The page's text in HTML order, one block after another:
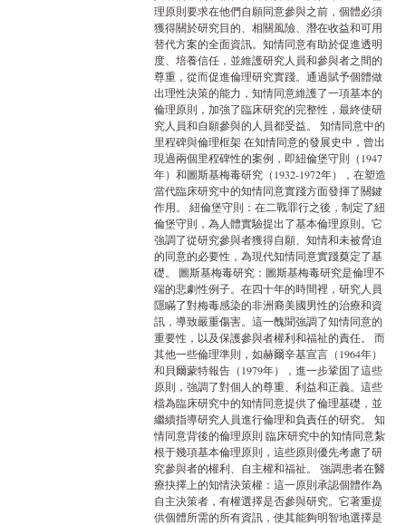
理原則要求在他們自願同意參與之前，個體必須
獲得關於研究目的、相關風險、潛在收益和可用
替代方案的全面資訊。知情同意有助於促進透明
度、培養信任，並維護研究人員和參與者之間的
尊重，從而促進倫理研究實踐。通過賦予個體做
出理性決策的能力，知情同意維護了一項基本的
倫理原則，加強了臨床研究的完整性，最終使研
究人員和自願參與的人員都受益。 知情同意中的
里程碑與倫理框架 在知情同意的發展史中，曾出
現過兩個里程碑性的案例，即紐倫堡守則（1947
年）和圖斯基梅毒研究（1932-1972年），在塑造
當代臨床研究中的知情同意實踐方面發揮了關鍵
作用。 紐倫堡守則：在二戰罪行之後，制定了紐
倫堡守則，為人體實驗提出了基本倫理原則。它
強調了從研究參與者獲得自願、知情和未被脅迫
的同意的必要性，為現代知情同意實踐奠定了基
礎。 圖斯基梅毒研究：圖斯基梅毒研究是倫理不
端的悲劇性例子。在四十年的時間裡，研究人員
隱瞞了對梅毒感染的非洲裔美國男性的治療和資
訊，導致嚴重傷害。這一醜聞強調了知情同意的
重要性，以及保護參與者權利和福祉的責任。 而
其他一些倫理準則，如赫爾辛基宣言（1964年）
和貝爾蒙特報告（1979年），進一步鞏固了這些
原則，強調了對個人的尊重、利益和正義。這些
檔為臨床研究中的知情同意提供了倫理基礎，並
繼續指導研究人員進行倫理和負責任的研究。 知
情同意背後的倫理原則 臨床研究中的知情同意紮
根于幾項基本倫理原則，這些原則優先考慮了研
究參與者的權利、自主權和福祉。 強調患者在醫
療抉擇上的知情決策權：這一原則承認個體作為
自主決策者，有權選擇是否參與研究。它著重提
供個體所需的所有資訊，使其能夠明智地選擇是